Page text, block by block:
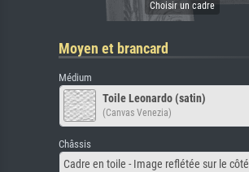
Moyen et brancard
Médium
Toile Leonardo (satin)
(Canvas Venezia)
Châssis
Cadre en toile - Image reflétée sur le côté